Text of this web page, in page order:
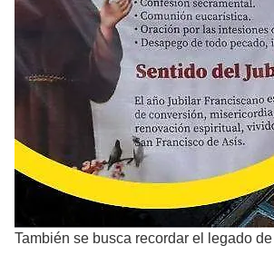
También se busca recordar el legado